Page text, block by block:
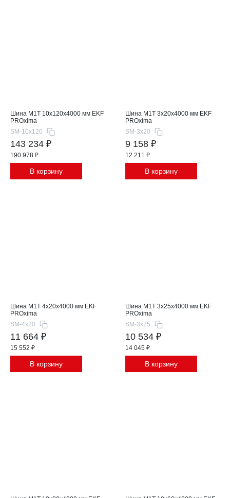
Шина М1T 10x120x4000 мм EKF
PROxima
SM-10x120
143 234 ₽
190 978 ₽
В корзину
Шина М1T 3x20x4000 мм EKF
PROxima
SM-3x20
9 158 ₽
12 211 ₽
В корзину
Шина М1T 4x20x4000 мм EKF
PROxima
SM-4x20
11 664 ₽
15 552 ₽
В корзину
Шина М1T 3x25x4000 мм EKF
PROxima
SM-3x25
10 534 ₽
14 045 ₽
В корзину